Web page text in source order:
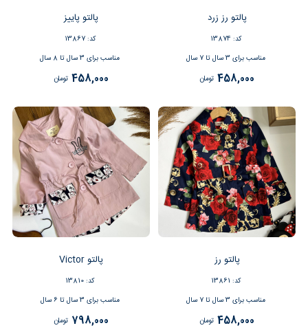
پالتو رز زرد
کد: 13874
مناسب برای 3 سال تا 7 سال
458,000 تومان
پالتو پاییز
کد: 13867
مناسب برای 3 سال تا 8 سال
458,000 تومان
پالتو رز
کد: 13861
مناسب برای 3 سال تا 7 سال
458,000 تومان
پالتو Victor
کد: 13810
مناسب برای 3 سال تا 6 سال
798,000 تومان